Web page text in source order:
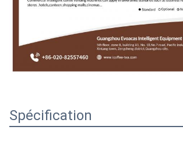
Spécification